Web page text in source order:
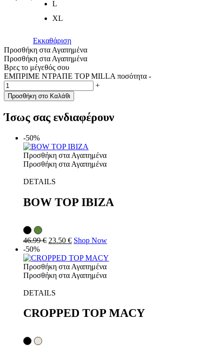
L
XL
Εκκαθάριση
Προσθήκη στα Αγαπημένα
Προσθήκη στα Αγαπημένα
Βρες το μέγεθός σου
ΕΜΠΡΙΜΕ ΝΤΡΑΠΕ TOP MILLA ποσότητα -
+
Προσθήκη στο Καλάθι
Ίσως σας ενδιαφέρουν
-50%
Προσθήκη στα Αγαπημένα
Προσθήκη στα Αγαπημένα
DETAILS
BOW TOP IBIZA
46.99€ 23.50 € Shop Now
-50%
Προσθήκη στα Αγαπημένα
Προσθήκη στα Αγαπημένα
DETAILS
CROPPED TOP MACY